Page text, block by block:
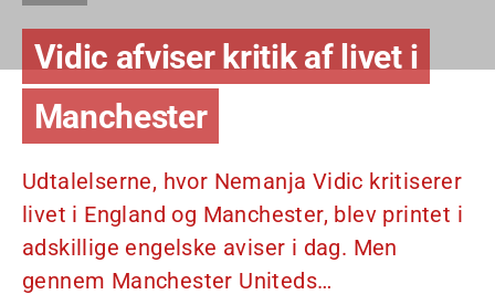
Vidic afviser kritik af livet i
Manchester
Udtalelserne, hvor Nemanja Vidic kritiserer
livet i England og Manchester, blev printet i
adskillige engelske aviser i dag. Men
gennem Manchester Uniteds…